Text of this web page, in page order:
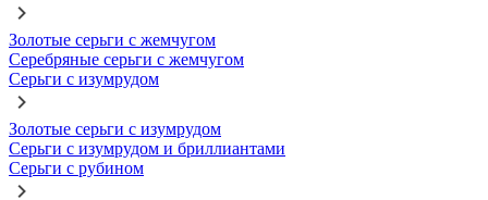
Золотые серьги с жемчугом
Серебряные серьги с жемчугом
Серьги с изумрудом
Золотые серьги с изумрудом
Серьги с изумрудом и бриллиантами
Серьги с рубином